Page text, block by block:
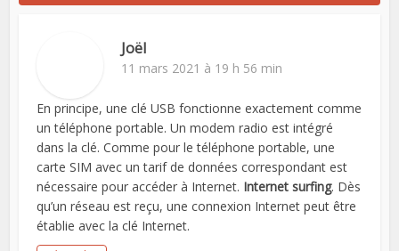
Joël
11 mars 2021 à 19 h 56 min
En principe, une clé USB fonctionne exactement comme
un téléphone portable. Un modem radio est intégré
dans la clé. Comme pour le téléphone portable, une
carte SIM avec un tarif de données correspondant est
nécessaire pour accéder à Internet. Internet surfing. Dès
qu’un réseau est reçu, une connexion Internet peut être
établie avec la clé Internet.